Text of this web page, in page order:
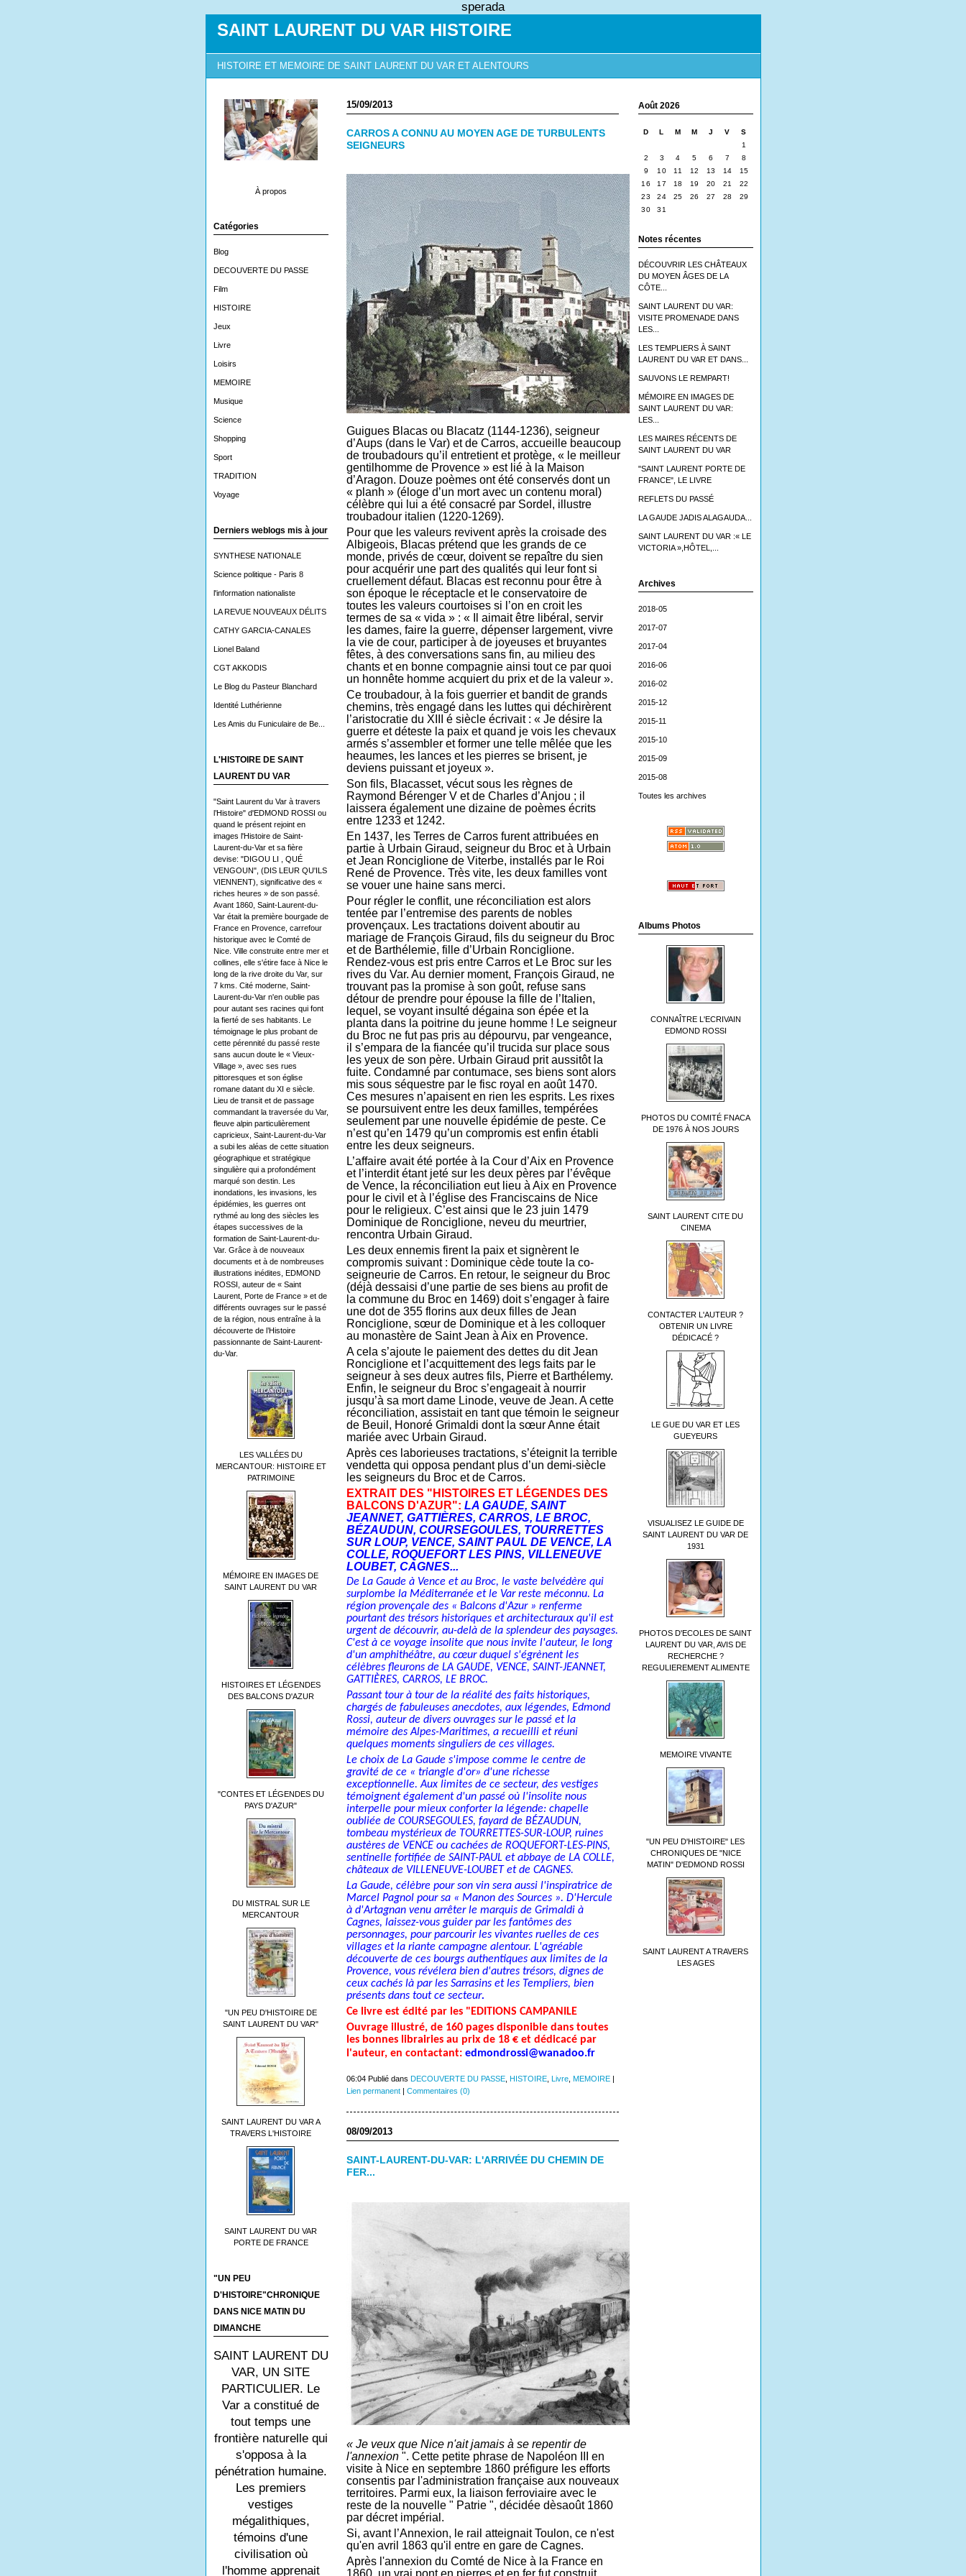
sperada
SAINT LAURENT DU VAR HISTOIRE
HISTOIRE ET MEMOIRE DE SAINT LAURENT DU VAR ET ALENTOURS
À propos
Catégories
Blog
DECOUVERTE DU PASSE
Film
HISTOIRE
Jeux
Livre
Loisirs
MEMOIRE
Musique
Science
Shopping
Sport
TRADITION
Voyage
Derniers weblogs mis à jour
SYNTHESE NATIONALE
Science politique - Paris 8
l'information nationaliste
LA REVUE NOUVEAUX DÉLITS
CATHY GARCIA-CANALES
Lionel Baland
CGT AKKODIS
Le Blog du Pasteur Blanchard
Identité Luthérienne
Les Amis du Funiculaire de Be...
L'HISTOIRE DE SAINT
LAURENT DU VAR
"Saint Laurent du Var à travers
l’Histoire" d'EDMOND ROSSI ou
quand le présent rejoint en
images l'Histoire de Saint-
Laurent-du-Var et sa fière
devise: "DIGOU LI , QUÉ
VENGOUN", (DIS LEUR QU'ILS
VIENNENT), significative des «
riches heures » de son passé.
Avant 1860, Saint-Laurent-du-
Var était la première bourgade de
France en Provence, carrefour
historique avec le Comté de
Nice. Ville construite entre mer et
collines, elle s'étire face à Nice le
long de la rive droite du Var, sur
7 kms. Cité moderne, Saint-
Laurent-du-Var n'en oublie pas
pour autant ses racines qui font
la fierté de ses habitants. Le
témoignage le plus probant de
cette pérennité du passé reste
sans aucun doute le « Vieux-
Village », avec ses rues
pittoresques et son église
romane datant du XI e siècle.
Lieu de transit et de passage
commandant la traversée du Var,
fleuve alpin particulièrement
capricieux, Saint-Laurent-du-Var
a subi les aléas de cette situation
géographique et stratégique
singulière qui a profondément
marqué son destin. Les
inondations, les invasions, les
épidémies, les guerres ont
rythmé au long des siècles les
étapes successives de la
formation de Saint-Laurent-du-
Var. Grâce à de nouveaux
documents et à de nombreuses
illustrations inédites, EDMOND
ROSSI, auteur de « Saint
Laurent, Porte de France » et de
différents ouvrages sur le passé
de la région, nous entraîne à la
découverte de l’Histoire
passionnante de Saint-Laurent-
du-Var.
LES VALLÉES DU
MERCANTOUR: HISTOIRE ET
PATRIMOINE
MÉMOIRE EN IMAGES DE
SAINT LAURENT DU VAR
HISTOIRES ET LÉGENDES
DES BALCONS D'AZUR
"CONTES ET LÉGENDES DU
PAYS D'AZUR"
DU MISTRAL SUR LE
MERCANTOUR
"UN PEU D'HISTOIRE DE
SAINT LAURENT DU VAR"
SAINT LAURENT DU VAR A
TRAVERS L'HISTOIRE
SAINT LAURENT DU VAR
PORTE DE FRANCE
"UN PEU
D'HISTOIRE"CHRONIQUE
DANS NICE MATIN DU
DIMANCHE
SAINT LAURENT DU
VAR, UN SITE
PARTICULIER. Le
Var a constitué de
tout temps une
frontière naturelle qui
s'opposa à la
pénétration humaine.
Les premiers
vestiges
mégalithiques,
témoins d'une
civilisation où
l'homme apprenait
Août 2026
D L M M J V
S
1
2
3 4 5 6 7
8
9
10 11 12 13 14
15
16
17 18 19 20 21
22
23
24 25 26 27 28
29
30
31
Notes récentes
DÉCOUVRIR LES CHÂTEAUX
DU MOYEN ÂGES DE LA
CÔTE...
SAINT LAURENT DU VAR:
VISITE PROMENADE DANS
LES...
LES TEMPLIERS À SAINT
LAURENT DU VAR ET DANS...
SAUVONS LE REMPART!
MÉMOIRE EN IMAGES DE
SAINT LAURENT DU VAR:
LES...
LES MAIRES RÉCENTS DE
SAINT LAURENT DU VAR
"SAINT LAURENT PORTE DE
FRANCE", LE LIVRE
REFLETS DU PASSÉ
LA GAUDE JADIS ALAGAUDA...
SAINT LAURENT DU VAR :« LE
VICTORIA »,HÔTEL,...
Archives
2018-05
2017-07
2017-04
2016-06
2016-02
2015-12
2015-11
2015-10
2015-09
2015-08
Toutes les archives
Albums Photos
CONNAÎTRE L'ECRIVAIN
EDMOND ROSSI
PHOTOS DU COMITÉ FNACA
DE 1976 À NOS JOURS
SAINT LAURENT CITE DU
CINEMA
CONTACTER L'AUTEUR ?
OBTENIR UN LIVRE
DÉDICACÉ ?
LE GUE DU VAR ET LES
GUEYEURS
VISUALISEZ LE GUIDE DE
SAINT LAURENT DU VAR DE
1931
PHOTOS D'ECOLES DE SAINT
LAURENT DU VAR, AVIS DE
RECHERCHE ?
REGULIEREMENT ALIMENTE
MEMOIRE VIVANTE
"UN PEU D'HISTOIRE" LES
CHRONIQUES DE "NICE
MATIN" D'EDMOND ROSSI
SAINT LAURENT A TRAVERS
LES AGES
15/09/2013
CARROS A CONNU AU MOYEN AGE DE TURBULENTS
SEIGNEURS
Guigues Blacas ou Blacatz (1144-1236), seigneur
d’Aups (dans le Var) et de Carros, accueille beaucoup
de troubadours qu’il entretient et protège, « le meilleur
gentilhomme de Provence » est lié à la Maison
d’Aragon. Douze poèmes ont été conservés dont un
« planh » (éloge d’un mort avec un contenu moral)
célèbre qui lui a été consacré par Sordel, illustre
troubadour italien (1220-1269).
Pour que les valeurs revivent après la croisade des
Albigeois, Blacas prétend que les grands de ce
monde, privés de cœur, doivent se repaître du sien
pour acquérir une part des qualités qui leur font si
cruellement défaut. Blacas est reconnu pour être à
son époque le réceptacle et le conservatoire de
toutes les valeurs courtoises si l’on en croit les
termes de sa « vida » : « Il aimait être libéral, servir
les dames, faire la guerre, dépenser largement, vivre
la vie de cour, participer à de joyeuses et bruyantes
fêtes, à des conversations sans fin, au milieu des
chants et en bonne compagnie ainsi tout ce par quoi
un honnête homme acquiert du prix et de la valeur ».
Ce troubadour, à la fois guerrier et bandit de grands
chemins, très engagé dans les luttes qui déchirèrent
l’aristocratie du XIII é siècle écrivait : « Je désire la
guerre et déteste la paix et quand je vois les chevaux
armés s’assembler et former une telle mêlée que les
heaumes, les lances et les pierres se brisent, je
deviens puissant et joyeux ».
Son fils, Blacasset, vécut sous les règnes de
Raymond Bérenger V et de Charles d’Anjou ; il
laissera également une dizaine de poèmes écrits
entre 1233 et 1242.
En 1437, les Terres de Carros furent attribuées en
partie à Urbain Giraud, seigneur du Broc et à Urbain
et Jean Ronciglione de Viterbe, installés par le Roi
René de Provence. Très vite, les deux familles vont
se vouer une haine sans merci.
Pour régler le conflit, une réconciliation est alors
tentée par l’entremise des parents de nobles
provençaux. Les tractations doivent aboutir au
mariage de François Giraud, fils du seigneur du Broc
et de Barthélemie, fille d’Urbain Ronciglione.
Rendez-vous est pris entre Carros et Le Broc sur les
rives du Var. Au dernier moment, François Giraud, ne
trouvant pas la promise à son goût, refuse sans
détour de prendre pour épouse la fille de l’Italien,
lequel, se voyant insulté dégaina son épée et la
planta dans la poitrine du jeune homme ! Le seigneur
du Broc ne fut pas pris au dépourvu, par vengeance,
il s’empara de la fiancée qu’il trucida sur place sous
les yeux de son père. Urbain Giraud prit aussitôt la
fuite. Condamné par contumace, ses biens sont alors
mis sous séquestre par le fisc royal en août 1470.
Ces mesures n’apaisent en rien les esprits. Les rixes
se poursuivent entre les deux familles, tempérées
seulement par une nouvelle épidémie de peste. Ce
n’est qu’en 1479 qu’un compromis est enfin établi
entre les deux seigneurs.
L’affaire avait été portée à la Cour d’Aix en Provence
et l’interdit étant jeté sur les deux pères par l’évêque
de Vence, la réconciliation eut lieu à Aix en Provence
pour le civil et à l’église des Franciscains de Nice
pour le religieux. C’est ainsi que le 23 juin 1479
Dominique de Ronciglione, neveu du meurtrier,
rencontra Urbain Giraud.
Les deux ennemis firent la paix et signèrent le
compromis suivant : Dominique cède toute la co-
seigneurie de Carros. En retour, le seigneur du Broc
(déjà dessaisi d’une partie de ses biens au profit de
la commune du Broc en 1469) doit s’engager à faire
une dot de 355 florins aux deux filles de Jean
Ronciglione, sœur de Dominique et à les colloquer
au monastère de Saint Jean à Aix en Provence.
A cela s’ajoute le paiement des dettes du dit Jean
Ronciglione et l’acquittement des legs faits par le
seigneur à ses deux autres fils, Pierre et Barthélemy.
Enfin, le seigneur du Broc s’engageait à nourrir
jusqu’à sa mort dame Linode, veuve de Jean. A cette
réconciliation, assistait en tant que témoin le seigneur
de Beuil, Honoré Grimaldi dont la sœur Anne était
mariée avec Urbain Giraud.
Après ces laborieuses tractations, s’éteignit la terrible
vendetta qui opposa pendant plus d’un demi-siècle
les seigneurs du Broc et de Carros.
EXTRAIT DES "HISTOIRES ET LÉGENDES DES
BALCONS D'AZUR": LA GAUDE, SAINT
JEANNET, GATTIÈRES, CARROS, LE BROC,
BÉZAUDUN, COURSEGOULES, TOURRETTES
SUR LOUP, VENCE, SAINT PAUL DE VENCE, LA
COLLE, ROQUEFORT LES PINS, VILLENEUVE
LOUBET, CAGNES...
De La Gaude à Vence et au Broc, le vaste belvédère qui
surplombe la Méditerranée et le Var reste méconnu. La
région provençale des « Balcons d'Azur » renferme
pourtant des trésors histo­riques et architecturaux qu'il est
urgent de découvrir, au-delà de la splendeur des paysages.
C'est à ce voyage insolite que nous invite l'auteur, le long
d'un amphithéâtre, au cœur duquel s'égrènent les
célèbres fleurons de LA GAUDE, VENCE, SAINT-JEANNET,
GATTIÈRES, CARROS, LE BROC.
Passant tour à tour de la réalité des faits historiques,
chargés de fabuleuses anecdotes, aux légendes, Edmond
Rossi, auteur de divers ouvrages sur le passé et la
mémoire des Alpes-Maritimes, a recueilli et réuni
quelques moments singuliers de ces villages.
Le choix de La Gaude s'impose comme le centre de
gravité de ce « triangle d'or» d'une richesse
exceptionnelle. Aux limites de ce secteur, des vestiges
témoignent également d'un passé où l'insolite nous
interpelle pour mieux conforter la légende: chapelle
oubliée de COURSEGOULES, fayard de BÉZAUDUN,
tombeau mystérieux de TOURRETTES-­SUR-LOUP, ruines
austères de VENCE ou cachées de ROQUEFORT-LES-PINS,
sentinelle fortifiée de SAINT-PAUL et abbaye de LA COLLE,
châteaux de VILLENEUVE-LOUBET et de CAGNES.
La Gaude, célèbre pour son vin sera aussi l'inspiratrice de
Marcel Pagnol pour sa « Manon des Sources ». D'Hercule
à d'Artagnan venu arrêter le marquis de Grimaldi à
Cagnes, laissez-vous guider par les fantômes des
personnages, pour parcourir les vivantes ruelles de ces
villages et la riante campagne alentour. L'agréable
découverte de ces bourgs authentiques aux limites de la
Provence, vous révélera bien d'autres trésors, dignes de
ceux cachés là par les Sarrasins et les Templiers, bien
présents dans tout ce secteur.
Ce livre est édité par les "EDITIONS CAMPANILE
Ouvrage illustré, de 160 pages disponible dans toutes
les bonnes librairies au prix de 18 € et dédicacé par
l'auteur, en contactant: edmondrossi@wanadoo.fr
06:04 Publié dans DECOUVERTE DU PASSE, HISTOIRE, Livre, MEMOIRE|
Lien permanent| Commentaires (0)
08/09/2013
SAINT-LAURENT-DU-VAR: L'ARRIVÉE DU CHEMIN DE
FER...
« Je veux que Nice n'ait jamais à se repentir de
l'annexion ". Cette petite phrase de Napoléon III en
visite à Nice en septembre 1860 préfigure les efforts
consentis par l'administration française aux nouveaux
territoires. Parmi eux, la liaison ferroviaire avec le
reste de la nouvelle " Patrie ", décidée dèsaoût 1860
par décret impérial.
Si, avant l’Annexion, le rail atteignait Toulon, ce n'est
qu'en avril 1863 qu'il entre en gare de Cagnes.
Après l'annexion du Comté de Nice à la France en
1860, un vrai pont en pierres et en fer fut construit